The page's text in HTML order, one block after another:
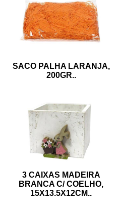
SACO PALHA LARANJA,
200GR..
3 CAIXAS MADEIRA
BRANCA C/ COELHO,
15X13.5X12CM..